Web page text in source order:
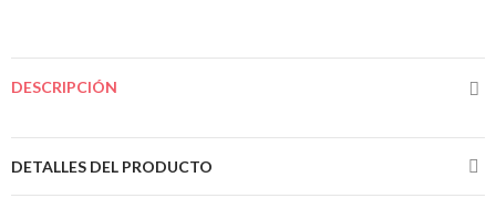
DESCRIPCIÓN
DETALLES DEL PRODUCTO